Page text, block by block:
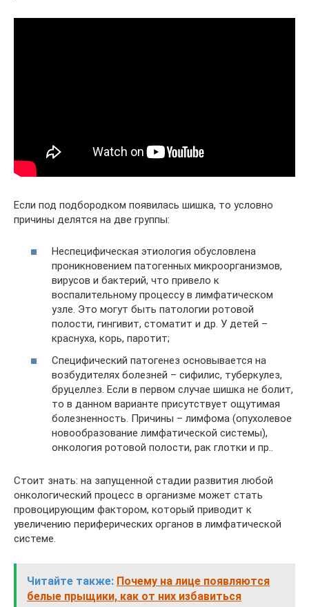
Если под подбородком появилась шишка, то условно
причины делятся на две группы:
Неспецифическая этиология обусловлена
проникновением патогенных микроорганизмов,
вирусов и бактерий, что привело к
воспалительному процессу в лимфатическом
узле. Это могут быть патологии ротовой
полости, гингивит, стоматит и др. У детей –
краснуха, корь, паротит;
Специфический патогенез основывается на
возбудителях болезней – сифилис, туберкулез,
бруцеллез. Если в первом случае шишка не болит,
то в данном варианте присутствует ощутимая
болезненность. Причины – лимфома (опухолевое
новообразование лимфатической системы),
онкология ротовой полости, рак глотки и пр..
Стоит знать: на запущенной стадии развития любой
онкологический процесс в организме может стать
провоцирующим фактором, который приводит к
увеличению периферических органов в лимфатической
системе.
Читайте также: Почему на лице появляются
белые прыщики, как от них избавиться